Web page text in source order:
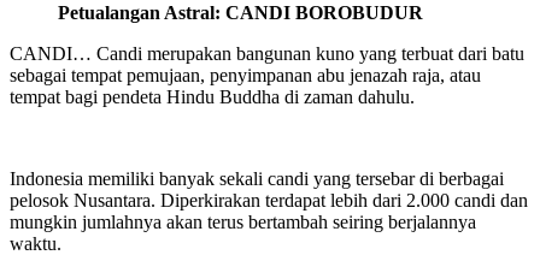
Petualangan Astral: CANDI BOROBUDUR
CANDI… Candi merupakan bangunan kuno yang terbuat dari batu
sebagai tempat pemujaan, penyimpanan abu jenazah raja, atau
tempat bagi pendeta Hindu Buddha di zaman dahulu.
Indonesia memiliki banyak sekali candi yang tersebar di berbagai
pelosok Nusantara. Diperkirakan terdapat lebih dari 2.000 candi dan
mungkin jumlahnya akan terus bertambah seiring berjalannya
waktu.